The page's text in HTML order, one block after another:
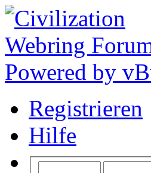
Registrieren
Hilfe